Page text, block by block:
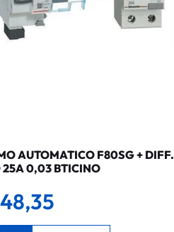
AUTOMATICO F80SG + DIFF.
25A 0,03 BTICINO